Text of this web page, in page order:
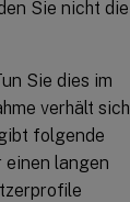
Sie nicht die
Sie dies im
verhält sich
folgende
einen langen